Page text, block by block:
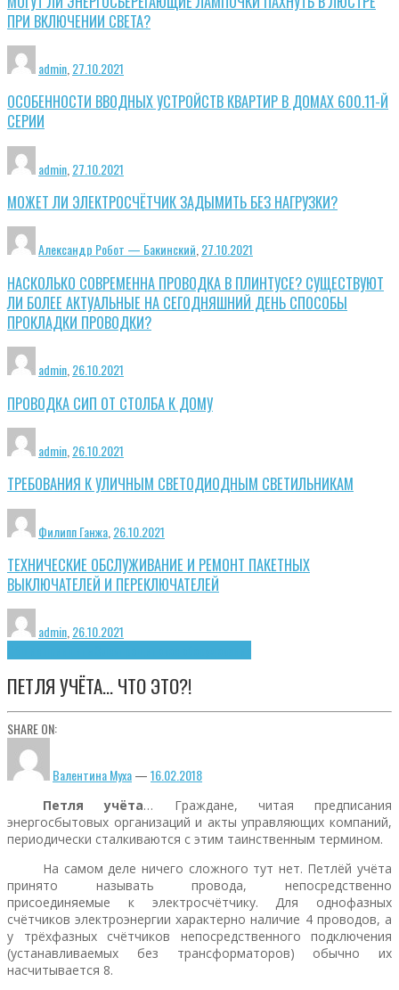
ПРИ ВКЛЮЧЕНИИ СВЕТА?
admin 27.10.2021
ОСОБЕННОСТИ ВВОДНЫХ УСТРОЙСТВ КВАРТИР В ДОМАХ 600.11-Й
СЕРИИ
admin 27.10.2021
МОЖЕТ ЛИ ЭЛЕКТРОСЧЁТЧИК ЗАДЫМИТЬ БЕЗ НАГРУЗКИ?
Александр Робот — Бакинский,27.10.2021
НАСКОЛЬКО СОВРЕМЕННА ПРОВОДКА В ПЛИНТУСЕ? СУЩЕСТВУЮТ
ЛИ БОЛЕЕ АКТУАЛЬНЫЕ НА СЕГОДНЯШНИЙ ДЕНЬ СПОСОБЫ
ПРОКЛАДКИ ПРОВОДКИ?
admin 26.10.2021
ПРОВОДКА СИП ОТ СТОЛБА К ДОМУ
admin 26.10.2021
ТРЕБОВАНИЯ К УЛИЧНЫМ СВЕТОДИОДНЫМ СВЕТИЛЬНИКАМ
Филипп Ганжа 26.10.2021
ТЕХНИЧЕСКИЕ ОБСЛУЖИВАНИЕ И РЕМОНТ ПАКЕТНЫХ
ВЫКЛЮЧАТЕЛЕЙ И ПЕРЕКЛЮЧАТЕЛЕЙ
admin,26.10.2021
ПЕТЛЯ УЧЁТА… ЧТО ЭТО?!
SHARE ON:
Валентина Муха—16.02.2018
Петля учёта… Граждане, читая предписания
энергосбытовых организаций и акты управляющих компаний,
периодически сталкиваются с этим таинственным термином.
На самом деле ничего сложного тут нет. Петлёй учёта
принято называть провода, непосредственно
присоединяемые к электросчётчику. Для однофазных
счётчиков электроэнергии характерно наличие 4 проводов, а
у трёхфазных счётчиков непосредственного подключения
(устанавливаемых без трансформаторов) обычно их
насчитывается 8.